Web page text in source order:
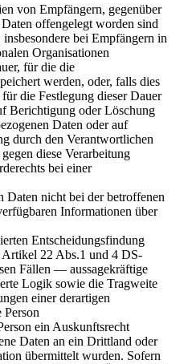
von Empfängern, gegenüber
offengelegt worden sind
bei Empfängern in
Organisationen
für die die
werden, oder, falls dies
die Festlegung dieser Dauer
Berichtigung oder Löschung
Daten oder auf
durch den Verantwortlichen
diese Verarbeitung
bei einer
Daten nicht bei der betroffenen
Informationen über
Entscheidungsfindung
22 Abs.1 und 4 DS-
Fällen — aussagekräftige
Logik sowie die Tragweite
einer derartigen
ein Auskunftsrecht
Daten an ein Drittland oder
übermittelt wurden. Sofern